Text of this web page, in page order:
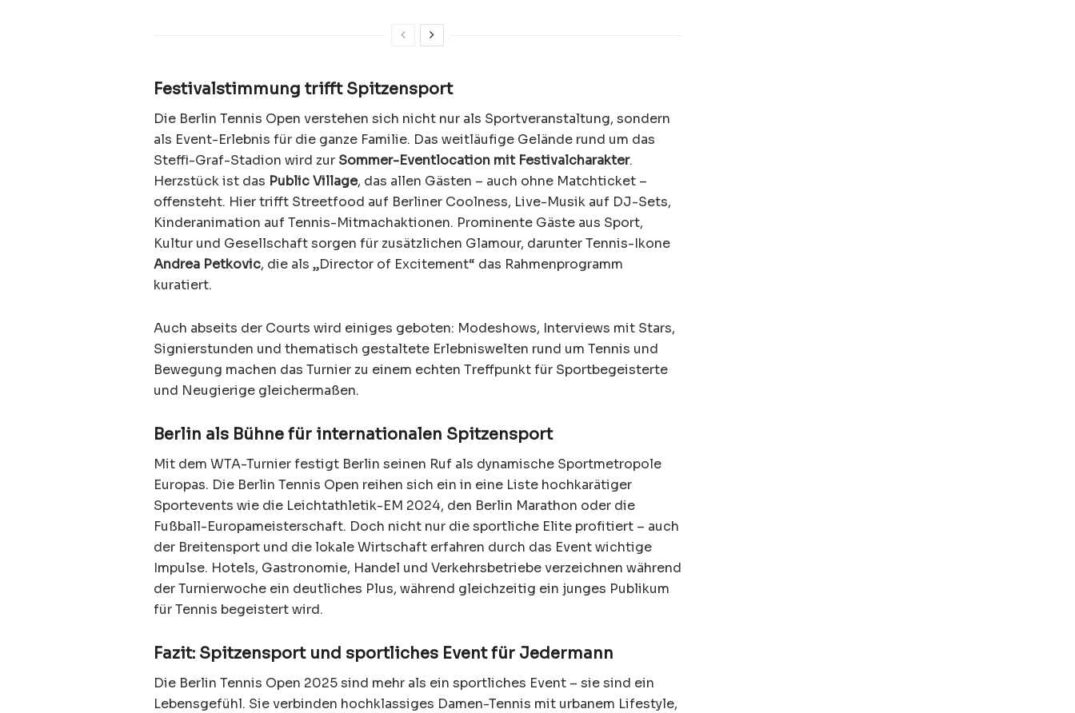
Festivalstimmung trifft Spitzensport
Die Berlin Tennis Open verstehen sich nicht nur als Sportveranstaltung, sondern
als Event-Erlebnis für die ganze Familie. Das weitläufige Gelände rund um das
Steffi-Graf-Stadion wird zur Sommer-Eventlocation mit Festivalcharakter.
Herzstück ist das Public Village, das allen Gästen – auch ohne Matchticket –
offensteht. Hier trifft Streetfood auf Berliner Coolness, Live-Musik auf DJ-Sets,
Kinderanimation auf Tennis-Mitmachaktionen. Prominente Gäste aus Sport,
Kultur und Gesellschaft sorgen für zusätzlichen Glamour, darunter Tennis-Ikone
Andrea Petkovic, die als „Director of Excitement“ das Rahmenprogramm
kuratiert.
Auch abseits der Courts wird einiges geboten: Modeshows, Interviews mit Stars,
Signierstunden und thematisch gestaltete Erlebniswelten rund um Tennis und
Bewegung machen das Turnier zu einem echten Treffpunkt für Sportbegeisterte
und Neugierige gleichermaßen.
Berlin als Bühne für internationalen Spitzensport
Mit dem WTA-Turnier festigt Berlin seinen Ruf als dynamische Sportmetropole
Europas. Die Berlin Tennis Open reihen sich ein in eine Liste hochkarätiger
Sportevents wie die Leichtathletik-EM 2024, den Berlin Marathon oder die
Fußball-Europameisterschaft. Doch nicht nur die sportliche Elite profitiert – auch
der Breitensport und die lokale Wirtschaft erfahren durch das Event wichtige
Impulse. Hotels, Gastronomie, Handel und Verkehrsbetriebe verzeichnen während
der Turnierwoche ein deutliches Plus, während gleichzeitig ein junges Publikum
für Tennis begeistert wird.
Fazit: Spitzensport und sportliches Event für Jedermann
Die Berlin Tennis Open 2025 sind mehr als ein sportliches Event – sie sind ein
Lebensgefühl. Sie verbinden hochklassiges Damen-Tennis mit urbanem Lifestyle,